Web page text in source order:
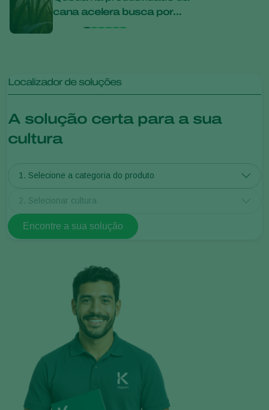
cana acelera busca por
soluções mais sustentáveis
Localizador de soluções
A solução certa para a sua
cultura
1. Selecione a categoria do produto
2. Selecionar cultura
Encontre a sua solução